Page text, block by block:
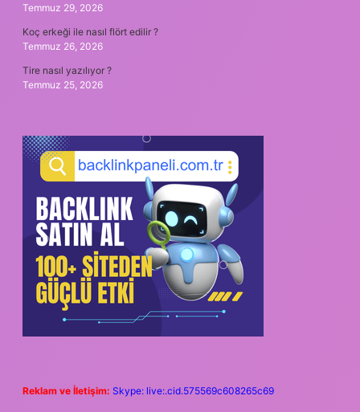
Temmuz 29, 2026
Koç erkeği ile nasıl flört edilir ?
Temmuz 26, 2026
Tire nasıl yazılıyor ?
Temmuz 25, 2026
Reklam ve İletişim: Skype: live:.cid.575569c608265c69